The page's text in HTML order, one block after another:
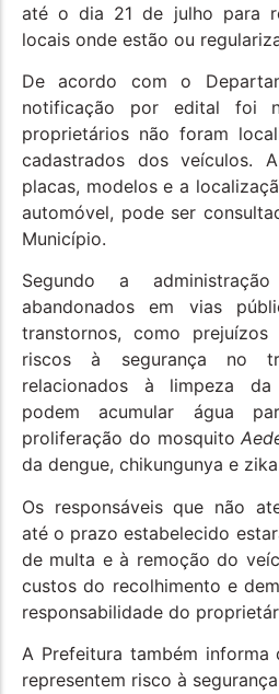
até o dia 21 de julho para
locais onde estão ou
De acordo com o
notificação por edital foi
proprietários não foram
cadastrados dos veículos.
placas, modelos e a
automóvel, pode ser
Município.
Segundo a
abandonados em vias
transtornos, como
riscos à segurança no
relacionados à limpeza
podem acumular água
proliferação do mosquito
da dengue, chikungunya e
Os responsáveis que não
até o prazo estabelecido
de multa e à remoção do
custos do recolhimento e
responsabilidade do
A Prefeitura também informa
representem risco à